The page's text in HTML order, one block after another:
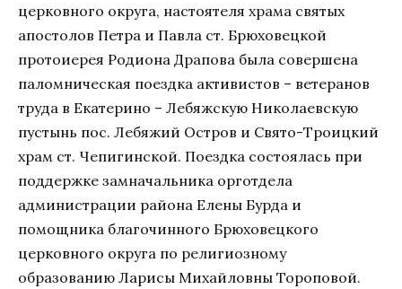
церковного округа, настоятеля храма святых
апостолов Петра и Павла ст. Брюховецкой
протоиерея Родиона Драпова была совершена
паломническая поездка активистов – ветеранов
труда в Екатерино – Лебяжскую Николаевскую
пустынь пос. Лебяжий Остров и Свято-Троицкий
храм ст. Чепигинской. Поездка состоялась при
поддержке замначальника орготдела
администрации района Елены Бурда и
помощника благочинного Брюховецкого
церковного округа по религиозному
образованию Ларисы Михайловны Тороповой.